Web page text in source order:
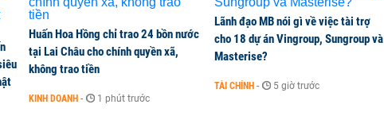
chỉ ra 6 nguyên nhân khiến dòng vốn trong nền kinh tế
tỷ đồng tiền mặt, ngang ngửa MWG
Huấn Hoa Hồng chỉ trao 24 bồn nước
tại Lai Châu cho chính quyền xã,
không trao tiền
KINH DOANH - 1 phút trước
Lãnh đạo MB nói gì về việc tài trợ
cho 18 dự án Vingroup, Sungroup và
Masterise?
TÀI CHÍNH - 5 giờ trước